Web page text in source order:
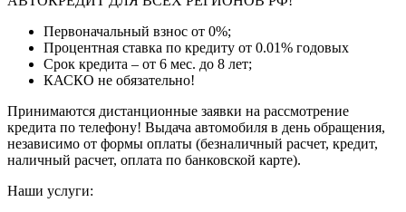
Первоначальный взнос от 0%;
Процентная ставка по кредиту от 0.01% годовых
Срок кредита – от 6 мес. до 8 лет;
КАСКО не обязательно!
Принимаются дистанционные заявки на рассмотрение
кредита по телефону! Выдача автомобиля в день обращения,
независимо от формы оплаты (безналичный расчет, кредит,
наличный расчет, оплата по банковской карте).
Наши услуги: